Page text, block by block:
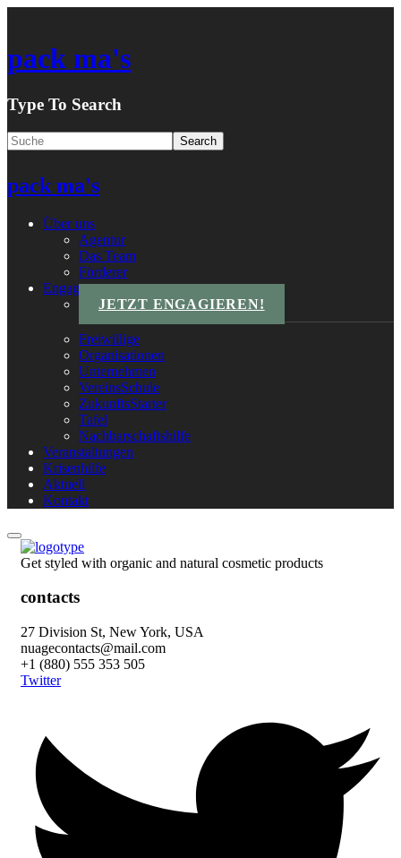
pack ma's
Type To Search
pack ma's
Über uns
Agentur
Das Team
Förderer
Engagements
JETZT ENGAGIEREN!
Freiwillige
Organisationen
Unternehmen
VereinsSchule
ZukunftsStarter
Tafel
Nachbarschaftshilfe
Veranstaltungen
Krisenhilfe
Aktuell
Kontakt
Get styled with organic and natural cosmetic products
contacts
27 Division St, New York, USA
nuagecontacts@mail.com
+1 (880) 555 353 505
Twitter